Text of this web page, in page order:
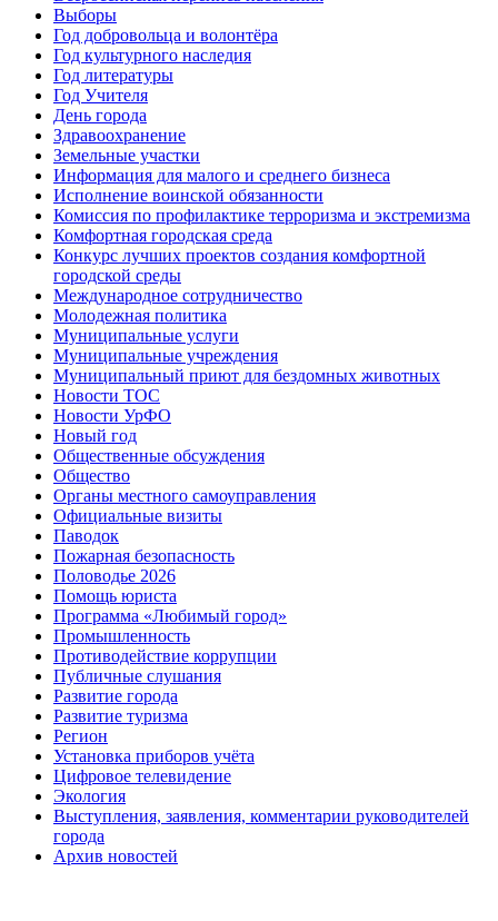
Выборы
Год добровольца и волонтёра
Год культурного наследия
Год литературы
Год Учителя
День города
Здравоохранение
Земельные участки
Информация для малого и среднего бизнеса
Исполнение воинской обязанности
Комиссия по профилактике терроризма и экстремизма
Комфортная городская среда
Конкурс лучших проектов создания комфортной
городской среды
Международное сотрудничество
Молодежная политика
Муниципальные услуги
Муниципальные учреждения
Муниципальный приют для бездомных животных
Новости ТОС
Новости УрФО
Новый год
Общественные обсуждения
Общество
Органы местного самоуправления
Официальные визиты
Паводок
Пожарная безопасность
Половодье 2026
Помощь юриста
Программа «Любимый город»
Промышленность
Противодействие коррупции
Публичные слушания
Развитие города
Развитие туризма
Регион
Установка приборов учёта
Цифровое телевидение
Экология
Выступления, заявления, комментарии руководителей
города
Архив новостей